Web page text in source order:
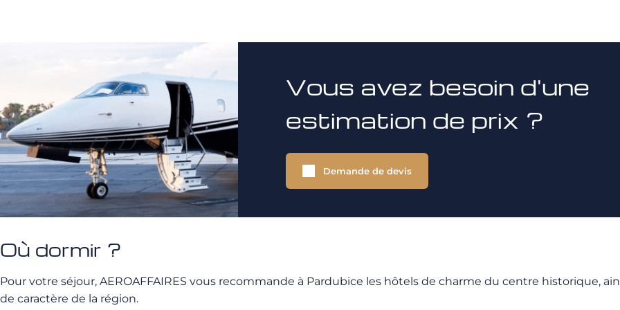
Vous avez besoin d'une
estimation de prix ?
Demande de devis
Où dormir ?
Pour votre séjour, AEROAFFAIRES vous recommande à Pardubice les hôtels de charme du centre historique,
de caractère de la région.